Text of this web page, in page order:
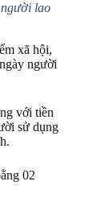
lao
xã hội,
người
với tiền
sử dụng
02